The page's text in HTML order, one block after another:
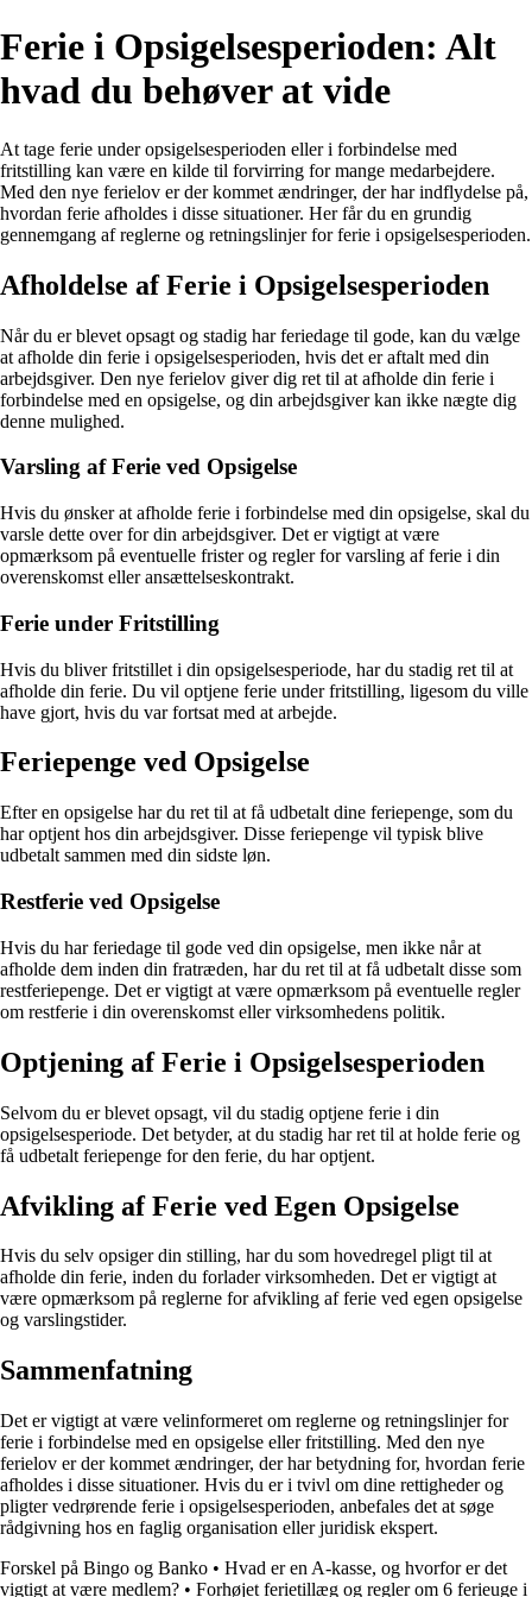
Ferie i Opsigelsesperioden: Alt
hvad du behøver at vide
At tage ferie under opsigelsesperioden eller i forbindelse med
fritstilling kan være en kilde til forvirring for mange medarbejdere.
Med den nye ferielov er der kommet ændringer, der har indflydelse på,
hvordan ferie afholdes i disse situationer. Her får du en grundig
gennemgang af reglerne og retningslinjer for ferie i opsigelsesperioden.
Afholdelse af Ferie i Opsigelsesperioden
Når du er blevet opsagt og stadig har feriedage til gode, kan du vælge
at afholde din ferie i opsigelsesperioden, hvis det er aftalt med din
arbejdsgiver. Den nye ferielov giver dig ret til at afholde din ferie i
forbindelse med en opsigelse, og din arbejdsgiver kan ikke nægte dig
denne mulighed.
Varsling af Ferie ved Opsigelse
Hvis du ønsker at afholde ferie i forbindelse med din opsigelse, skal du
varsle dette over for din arbejdsgiver. Det er vigtigt at være
opmærksom på eventuelle frister og regler for varsling af ferie i din
overenskomst eller ansættelseskontrakt.
Ferie under Fritstilling
Hvis du bliver fritstillet i din opsigelsesperiode, har du stadig ret til at
afholde din ferie. Du vil optjene ferie under fritstilling, ligesom du ville
have gjort, hvis du var fortsat med at arbejde.
Feriepenge ved Opsigelse
Efter en opsigelse har du ret til at få udbetalt dine feriepenge, som du
har optjent hos din arbejdsgiver. Disse feriepenge vil typisk blive
udbetalt sammen med din sidste løn.
Restferie ved Opsigelse
Hvis du har feriedage til gode ved din opsigelse, men ikke når at
afholde dem inden din fratræden, har du ret til at få udbetalt disse som
restferiepenge. Det er vigtigt at være opmærksom på eventuelle regler
om restferie i din overenskomst eller virksomhedens politik.
Optjening af Ferie i Opsigelsesperioden
Selvom du er blevet opsagt, vil du stadig optjene ferie i din
opsigelsesperiode. Det betyder, at du stadig har ret til at holde ferie og
få udbetalt feriepenge for den ferie, du har optjent.
Afvikling af Ferie ved Egen Opsigelse
Hvis du selv opsiger din stilling, har du som hovedregel pligt til at
afholde din ferie, inden du forlader virksomheden. Det er vigtigt at
være opmærksom på reglerne for afvikling af ferie ved egen opsigelse
og varslingstider.
Sammenfatning
Det er vigtigt at være velinformeret om reglerne og retningslinjer for
ferie i forbindelse med en opsigelse eller fritstilling. Med den nye
ferielov er der kommet ændringer, der har betydning for, hvordan ferie
afholdes i disse situationer. Hvis du er i tvivl om dine rettigheder og
pligter vedrørende ferie i opsigelsesperioden, anbefales det at søge
rådgivning hos en faglig organisation eller juridisk ekspert.
Forskel på Bingo og Banko • Hvad er en A-kasse, og hvorfor er det
vigtigt at være medlem? • Forhøjet ferietillæg og regler om 6 ferieuge i